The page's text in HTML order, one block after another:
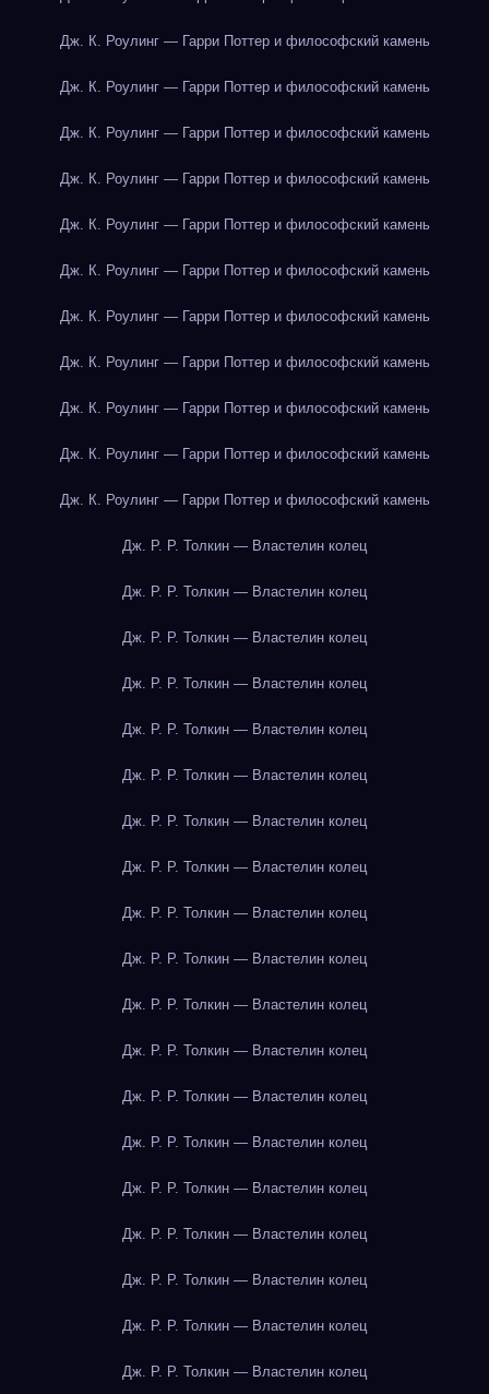
Дж. К. Роулинг — Гарри Поттер и философский камень
Дж. К. Роулинг — Гарри Поттер и философский камень
Дж. К. Роулинг — Гарри Поттер и философский камень
Дж. К. Роулинг — Гарри Поттер и философский камень
Дж. К. Роулинг — Гарри Поттер и философский камень
Дж. К. Роулинг — Гарри Поттер и философский камень
Дж. К. Роулинг — Гарри Поттер и философский камень
Дж. К. Роулинг — Гарри Поттер и философский камень
Дж. К. Роулинг — Гарри Поттер и философский камень
Дж. К. Роулинг — Гарри Поттер и философский камень
Дж. К. Роулинг — Гарри Поттер и философский камень
Дж. Р. Р. Толкин — Властелин колец
Дж. Р. Р. Толкин — Властелин колец
Дж. Р. Р. Толкин — Властелин колец
Дж. Р. Р. Толкин — Властелин колец
Дж. Р. Р. Толкин — Властелин колец
Дж. Р. Р. Толкин — Властелин колец
Дж. Р. Р. Толкин — Властелин колец
Дж. Р. Р. Толкин — Властелин колец
Дж. Р. Р. Толкин — Властелин колец
Дж. Р. Р. Толкин — Властелин колец
Дж. Р. Р. Толкин — Властелин колец
Дж. Р. Р. Толкин — Властелин колец
Дж. Р. Р. Толкин — Властелин колец
Дж. Р. Р. Толкин — Властелин колец
Дж. Р. Р. Толкин — Властелин колец
Дж. Р. Р. Толкин — Властелин колец
Дж. Р. Р. Толкин — Властелин колец
Дж. Р. Р. Толкин — Властелин колец
Дж. Р. Р. Толкин — Властелин колец